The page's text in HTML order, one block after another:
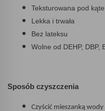
Teksturowana pod
Lekka i trwała
Bez lateksu
Wolne od DEHP, DBP,
Sposób czyszczenia
Czyścić mieszanką